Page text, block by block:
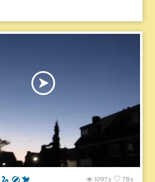
78x
1097x